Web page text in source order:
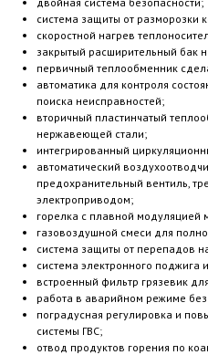
система защиты от разморозки
скоростной нагрев
закрытый расширительный бак
первичный теплообменник
автоматика для контроля
поиска неисправностей;
вторичный пластинчатый
нержавеющей стали;
интегрированный
автоматический
предохранительный вентиль,
электроприводом;
горелка с плавной
газовоздушной смеси для
система защиты от перепадов
система электронного поджига
встроенный фильтр грязевик
работа в аварийном режиме
поградусная регулировка и
системы ГВС;
отвод продуктов горения по